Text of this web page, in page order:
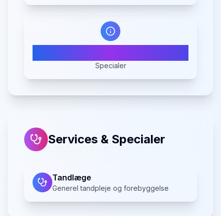
Specialer
Services & Specialer
Tandlæge
Generel tandpleje og forebyggelse